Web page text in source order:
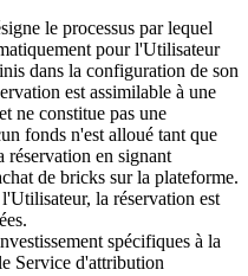
le processus par lequel
pour l'Utilisateur
dans la configuration de son
est assimilable à une
ne constitue pas une
fonds n'est alloué tant que
en signant
de bricks sur la plateforme.
la réservation est
spécifiques à la
Service d'attribution